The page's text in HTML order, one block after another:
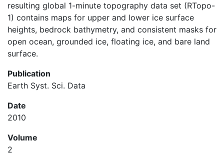
resulting global 1-minute topography data set (RTopo-
1) contains maps for upper and lower ice surface
heights, bedrock bathymetry, and consistent masks for
open ocean, grounded ice, floating ice, and bare land
surface.
Publication
Earth Syst. Sci. Data
Date
2010
Volume
2